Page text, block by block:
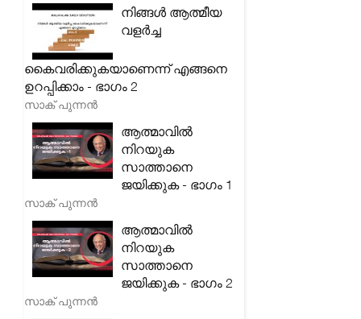
നിങ്ങൾ ആത്മീയ
വളർച്ച
കൈവരിക്കുകയാണെന്ന് എങ്ങനെ
ഉറപ്പിക്കാം - ഭാഗം 2
സാക് പുന്നൻ
ആത്മാവിൽ
നിറയുക
സാത്താനെ
ജയിക്കുക - ഭാഗം 1
സാക് പുന്നൻ
ആത്മാവിൽ
നിറയുക
സാത്താനെ
ജയിക്കുക - ഭാഗം 2
സാക് പുന്നൻ